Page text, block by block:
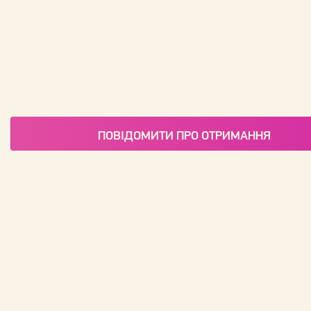
ПОВІДОМИТИ ПРО ОТРИМАННЯ